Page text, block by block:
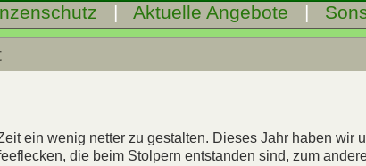
| Aktuelle Angebote |
ein wenig netter zu gestalten. Dieses Jahr haben wir
die beim Stolpern entstanden sind, zum